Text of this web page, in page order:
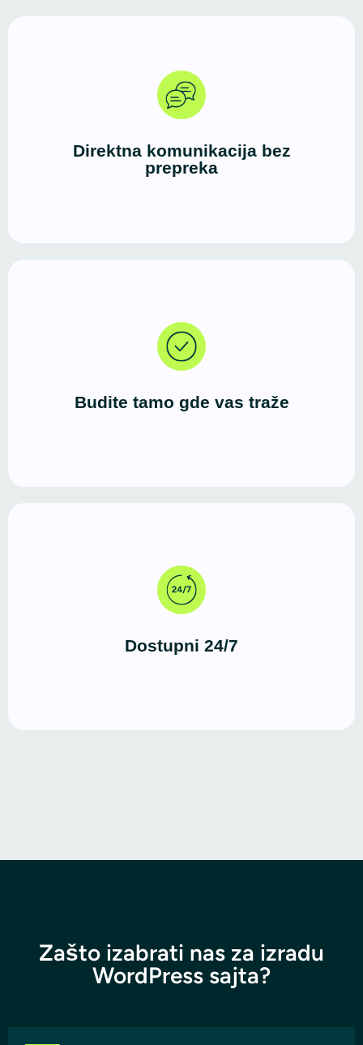
Direktna komunikacija bez
prepreka
Dobar dizajn i čista struktura poruka stvaraju brz i
suvišnih koraka i lutanja.
Budite tamo gde vas traže
Danas većina korisnika započinje potragu za
uslugama, proizvodima ili informacijama upravo
putem interneta.
Dostupni 24/7
Za razliku od fizičkog prostora, WordPress sajt radi
neprekidno. Vašu ponudu mogu da istraže u bilo
koje vreme, sa bilo kog uređaja.
Zašto izabrati nas za izradu
WordPress sajta?